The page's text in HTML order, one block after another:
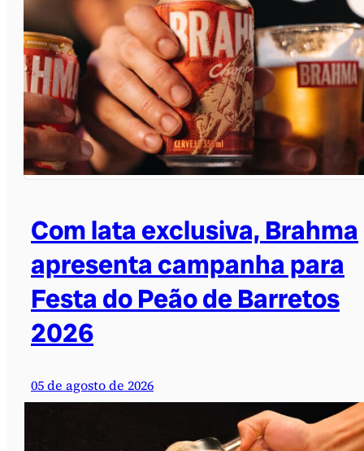
Com lata exclusiva, Brahma
apresenta campanha para
Festa do Peão de Barretos
2026
05 de agosto de 2026